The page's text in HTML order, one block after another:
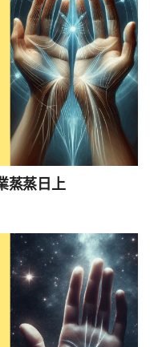
蒸蒸日上